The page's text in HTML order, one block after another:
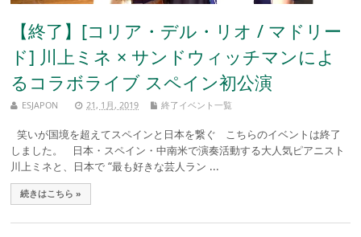
【終了】[コリア・デル・リオ / マドリー
ド] 川上ミネ × サンドウィッチマンによ
るコラボライブ スペイン初公演
ESJAPON 21, 1月, 2019 終了イベント一覧
笑いが国境を超えてスペインと日本を繋ぐ こちらのイベントは終了
しました。 日本・スペイン・中南米で演奏活動する大人気ピアニスト
川上ミネと、日本で “最も好きな芸人ラン ...
続きはこちら »